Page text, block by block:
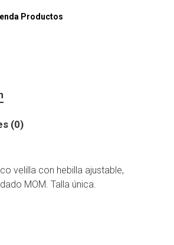
Productos
(0)
velilla con hebilla ajustable,
MOM. Talla única.